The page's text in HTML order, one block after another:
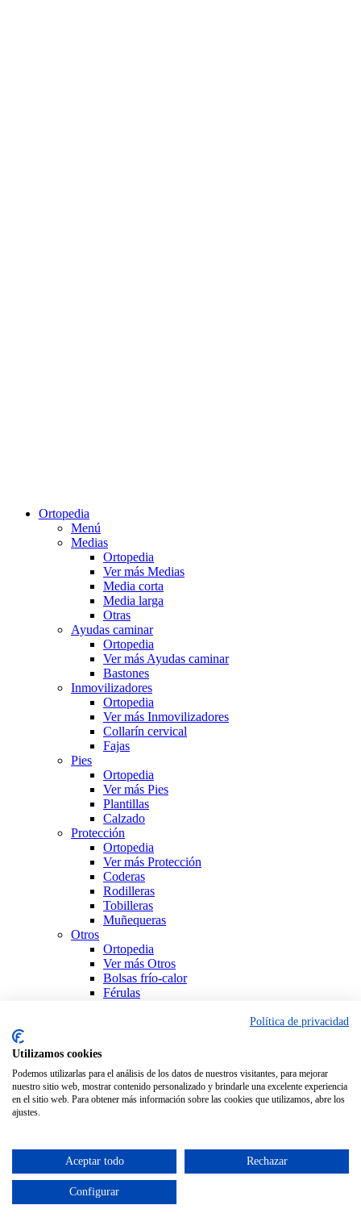
Ortopedia
Menú
Medias
Ortopedia
Ver más Medias
Media corta
Media larga
Otras
Ayudas caminar
Ortopedia
Ver más Ayudas caminar
Bastones
Inmovilizadores
Ortopedia
Ver más Inmovilizadores
Collarín cervical
Fajas
Pies
Ortopedia
Ver más Pies
Plantillas
Calzado
Protección
Ortopedia
Ver más Protección
Coderas
Rodilleras
Tobilleras
Muñequeras
Otros
Ortopedia
Ver más Otros
Bolsas frío-calor
Férulas
Política de privacidad
Utilizamos cookies
Podemos utilizarlas para el análisis de los datos de nuestros visitantes, para mejorar
nuestro sitio web, mostrar contenido personalizado y brindarle una excelente experiencia
en el sitio web. Para obtener más información sobre las cookies que utilizamos, abre los
ajustes.
Aceptar todo Rechazar
Configurar